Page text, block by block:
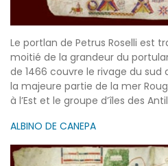
Le portlan de Petrus Roselli est
moitié de la grandeur du
de 1466 couvre le rivage du sud
la majeure partie de la mer
à l’Est et le groupe d’îles des
ALBINO DE CANEPA